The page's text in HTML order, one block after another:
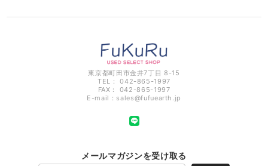
東京都町田市金井7丁目 8-15
TEL： 042-865-1997
FAX： 042-865-1997
E-mail： sales@fufuearth.jp
メールマガジンを受け取る